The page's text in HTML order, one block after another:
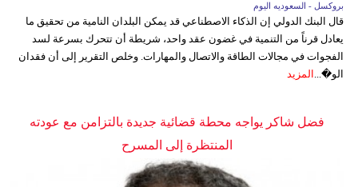
بروكسل - السعوديه اليوم
قال البنك الدولي إن الذكاء الاصطناعي قد يمكن البلدان النامية من تحقيق ما
يعادل قرناً من التنمية في غضون عقد واحد، شريطة أن تتحرك بسرعة لسد
الفجوات في مجالات الطاقة والاتصال والمهارات. وخلص التقرير إلى أن فقدان
الو�... المزيد
فضل شاكر يواجه محطة قضائية جديدة بالتزامن مع عودته
المنتظرة إلى المسرح